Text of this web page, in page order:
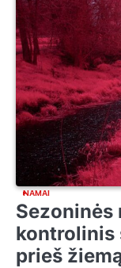
NAMAI
Sezoninės
kontrolinis
prieš